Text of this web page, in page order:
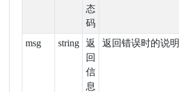
态
码
msg string
返
回
信
息
返回错误时的说明